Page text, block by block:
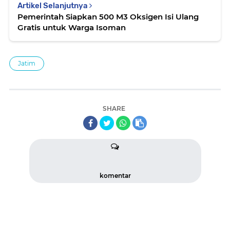
Artikel Selanjutnya
Pemerintah Siapkan 500 M3 Oksigen Isi Ulang
Gratis untuk Warga Isoman
Jatim
SHARE
komentar